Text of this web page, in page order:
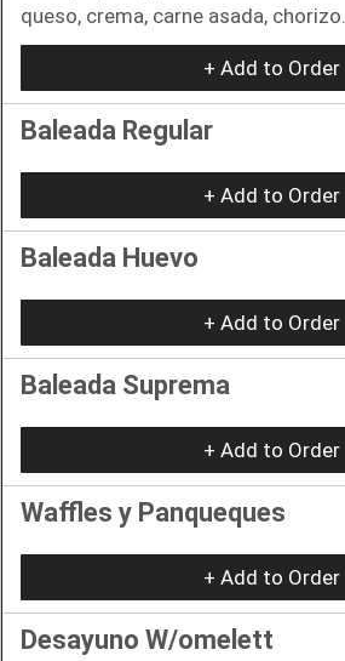
queso, crema, carne asada, chorizo.
+ Add to Order
Baleada Regular
+ Add to Order
Baleada Huevo
+ Add to Order
Baleada Suprema
+ Add to Order
Waffles y Panqueques
+ Add to Order
Desayuno W/omelett